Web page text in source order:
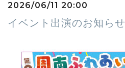
2026/06/11 20:00
イベント出演のお知らせ